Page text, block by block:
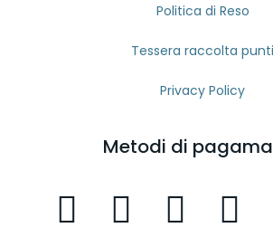
Politica di Reso
Tessera raccolta punti
Privacy Policy
Metodi di